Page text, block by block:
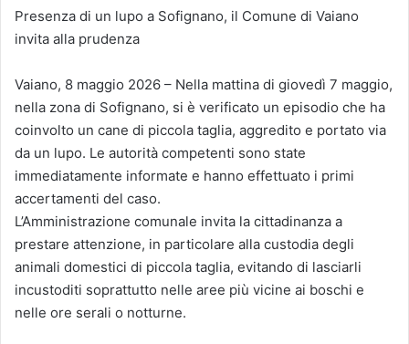
Presenza di un lupo a Sofignano, il Comune di Vaiano
invita alla prudenza
Vaiano, 8 maggio 2026 – Nella mattina di giovedì 7 maggio,
nella zona di Sofignano, si è verificato un episodio che ha
coinvolto un cane di piccola taglia, aggredito e portato via
da un lupo. Le autorità competenti sono state
immediatamente informate e hanno effettuato i primi
accertamenti del caso.
L’Amministrazione comunale invita la cittadinanza a
prestare attenzione, in particolare alla custodia degli
animali domestici di piccola taglia, evitando di lasciarli
incustoditi soprattutto nelle aree più vicine ai boschi e
nelle ore serali o notturne.